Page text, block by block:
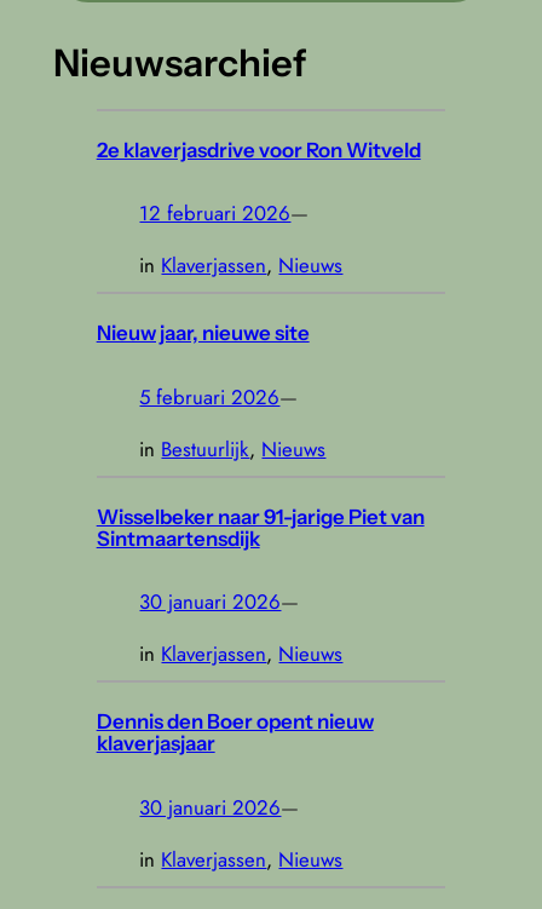
Nieuwsarchief
2e klaverjasdrive voor Ron Witveld
12 februari 2026—
in Klaverjassen, Nieuws
Nieuw jaar, nieuwe site
5 februari 2026—
in Bestuurlijk, Nieuws
Wisselbeker naar 91-jarige Piet van
Sintmaartensdijk
30 januari 2026—
in Klaverjassen, Nieuws
Dennis den Boer opent nieuw
klaverjasjaar
30 januari 2026—
in Klaverjassen, Nieuws